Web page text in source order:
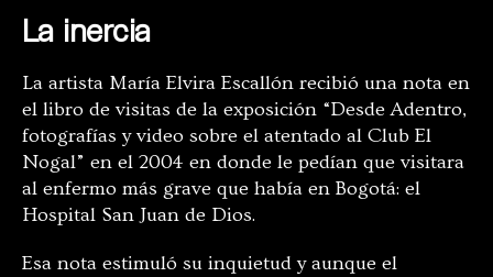
La inercia
La artista María Elvira Escallón recibió una nota en
el libro de visitas de la exposición “Desde Adentro,
fotografías y video sobre el atentado al Club El
Nogal” en el 2004 en donde le pedían que visitara
al enfermo más grave que había en Bogotá: el
Hospital San Juan de Dios.
Esa nota estimuló su inquietud y aunque el